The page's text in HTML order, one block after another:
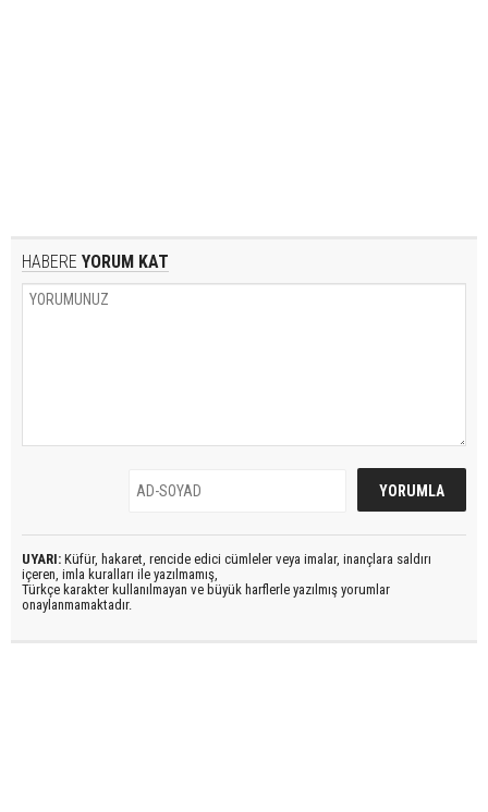
HABERE YORUM KAT
UYARI: Küfür, hakaret, rencide edici cümleler veya imalar, inançlara saldırı
içeren, imla kuralları ile yazılmamış,
Türkçe karakter kullanılmayan ve büyük harflerle yazılmış yorumlar
onaylanmamaktadır.